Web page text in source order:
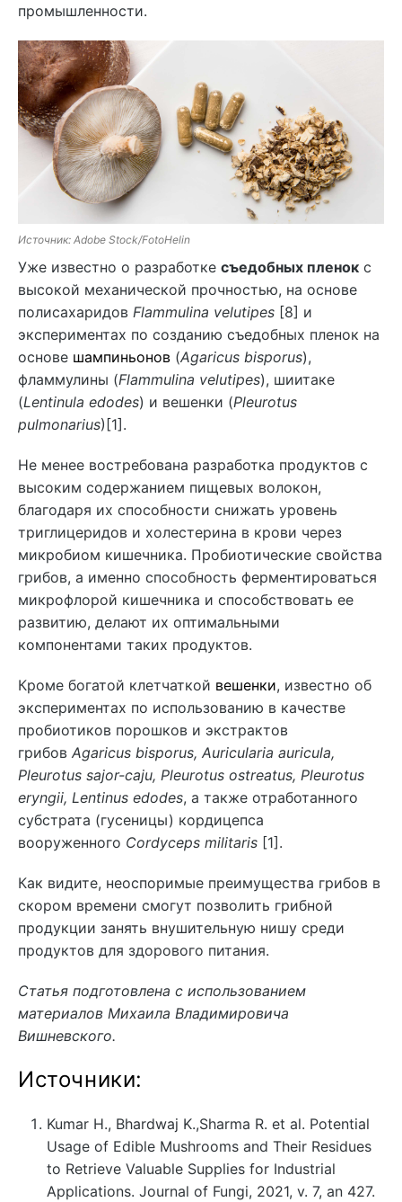
промышленности.
Источник: Adobe Stock/FotoHelin
Уже известно о разработке съедобных пленок с
высокой механической прочностью, на основе
полисахаридов Flammulina velutipes [8] и
экспериментах по созданию съедобных пленок на
основе шампиньонов (Agaricus bisporus),
фламмулины (Flammulina velutipes), шиитаке
(Lentinula edodes) и вешенки (Pleurotus
pulmonarius)[1].
Не менее востребована разработка продуктов с
высоким содержанием пищевых волокон,
благодаря их способности снижать уровень
триглицеридов и холестерина в крови через
микробиом кишечника. Пробиотические свойства
грибов, а именно способность ферментироваться
микрофлорой кишечника и способствовать ее
развитию, делают их оптимальными
компонентами таких продуктов.
Кроме богатой клетчаткой вешенки, известно об
экспериментах по использованию в качестве
пробиотиков порошков и экстрактов
грибов Agaricus bisporus, Auricularia auricula,
Pleurotus sajor-caju, Pleurotus ostreatus, Pleurotus
eryngii, Lentinus edodes, а также отработанного
субстрата (гусеницы) кордицепса
вооруженного Cordyceps militaris [1].
Как видите, неоспоримые преимущества грибов в
скором времени смогут позволить грибной
продукции занять внушительную нишу среди
продуктов для здорового питания.
Статья подготовлена с использованием
материалов Михаила Владимировича
Вишневского.
Источники:
Kumar H., Bhardwaj K.,Sharma R. et al. Potential
Usage of Edible Mushrooms and Their Residues
to Retrieve Valuable Supplies for Industrial
Applications. Journal of Fungi, 2021, v. 7, an 427.